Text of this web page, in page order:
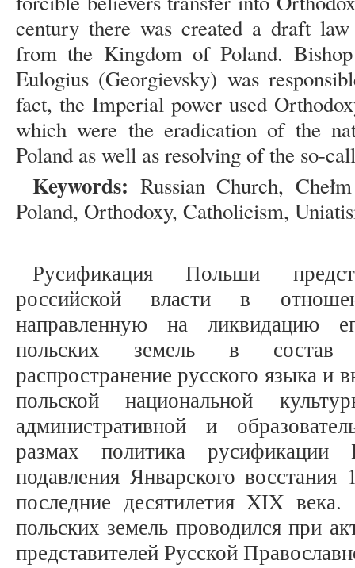
century there was created a draft
from the Kingdom of Poland.
Eulogius (Georgievsky) was
fact, the Imperial power used
which were the eradication of the
Poland as well as resolving of the so-
Keywords: Russian Church,
Poland, Orthodoxy, Catholicism,
Русификация Польши
российской власти в
направленную на ликвидацию
польских земель в состав
распространение русского языка и
польской национальной
административной и
размах политика
подавления Январского
последние десятилетия XIX
польских земель проводился при
представителей Русской